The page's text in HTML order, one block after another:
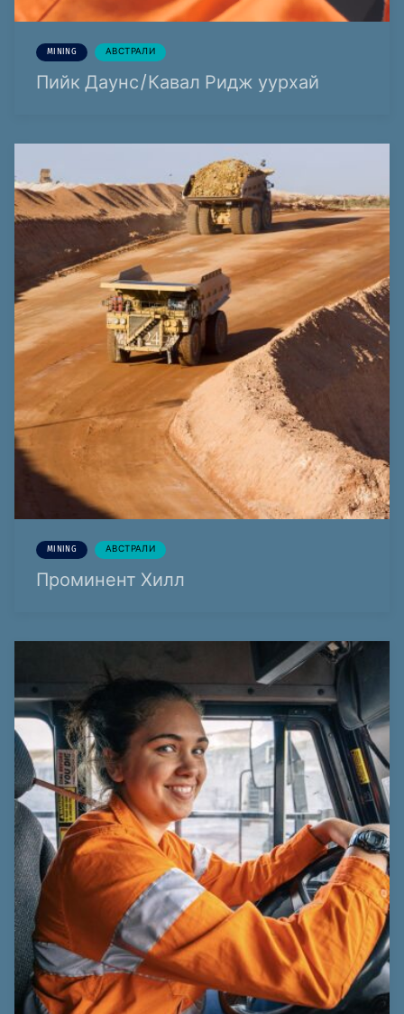
MINING АВСТРАЛИ
Пийк Даунс/Кавал Ридж уурхай
MINING АВСТРАЛИ
Проминент Хилл